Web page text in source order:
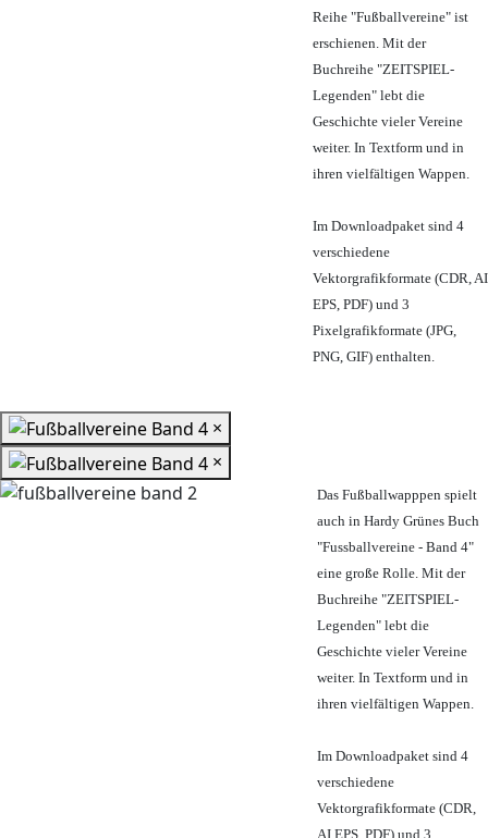
Reihe "Fußballvereine" ist
erschienen. Mit der
Buchreihe "ZEITSPIEL-
Legenden" lebt die
Geschichte vieler Vereine
weiter. In Textform und in
ihren vielfältigen Wappen.
Im Downloadpaket sind 4
verschiedene
Vektorgrafikformate (CDR, AI
EPS, PDF) und 3
Pixelgrafikformate (JPG,
PNG, GIF) enthalten.
×
×
Das Fußballwapppen spielt
auch in Hardy Grünes Buch
"Fussballvereine - Band 4"
eine große Rolle. Mit der
Buchreihe "ZEITSPIEL-
Legenden" lebt die
Geschichte vieler Vereine
weiter. In Textform und in
ihren vielfältigen Wappen.
Im Downloadpaket sind 4
verschiedene
Vektorgrafikformate (CDR,
AI EPS, PDF) und 3